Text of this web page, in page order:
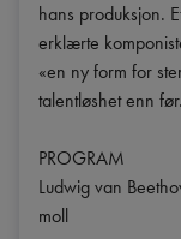
hans produksjon.
erklærte
«en ny form for
talentløshet enn
PROGRAM
Ludwig van
moll